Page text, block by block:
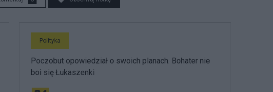
Polityka
Poczobut opowiedział o swoich planach. Bohater nie
boi się Łukaszenki